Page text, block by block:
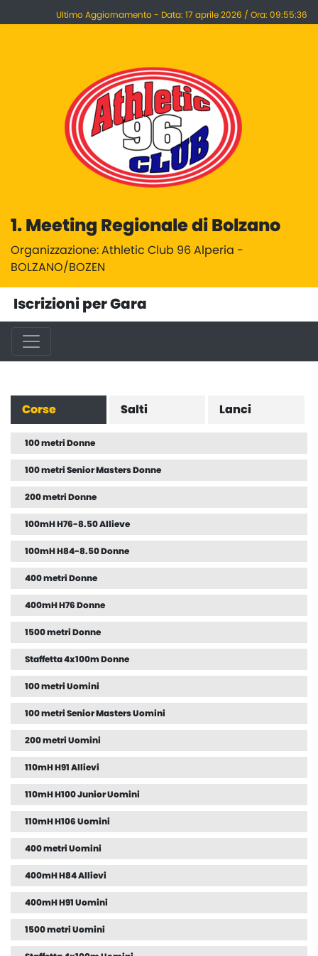
Ultimo Aggiornamento - Data: 17 aprile 2026 / Ora: 09:55:36
1. Meeting Regionale di Bolzano
Organizzazione: Athletic Club 96 Alperia -
BOLZANO/BOZEN
Iscrizioni per Gara
Corse Salti Lanci
100 metri Donne
100 metri Senior Masters Donne
200 metri Donne
100mH H76-8.50 Allieve
100mH H84-8.50 Donne
400 metri Donne
400mH H76 Donne
1500 metri Donne
Staffetta 4x100m Donne
100 metri Uomini
100 metri Senior Masters Uomini
200 metri Uomini
110mH H91 Allievi
110mH H100 Junior Uomini
110mH H106 Uomini
400 metri Uomini
400mH H84 Allievi
400mH H91 Uomini
1500 metri Uomini